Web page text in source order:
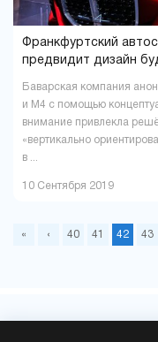
Франкфуртский
предвидит дизайн
Баварская компания
и M4 с помощью
внимание привлекла
«вертикально
в ...
10 Сентября 2019
« ‹ 40 41 42 43